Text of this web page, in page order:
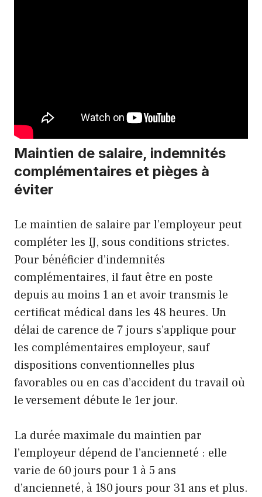
Maintien de salaire, indemnités
complémentaires et pièges à
éviter
Le maintien de salaire par l’employeur peut
compléter les IJ, sous conditions strictes.
Pour bénéficier d’indemnités
complémentaires, il faut être en poste
depuis au moins 1 an et avoir transmis le
certificat médical dans les 48 heures. Un
délai de carence de 7 jours s’applique pour
les complémentaires employeur, sauf
dispositions conventionnelles plus
favorables ou en cas d’accident du travail où
le versement débute le 1er jour.
La durée maximale du maintien par
l’employeur dépend de l’ancienneté : elle
varie de 60 jours pour 1 à 5 ans
d’ancienneté, à 180 jours pour 31 ans et plus.